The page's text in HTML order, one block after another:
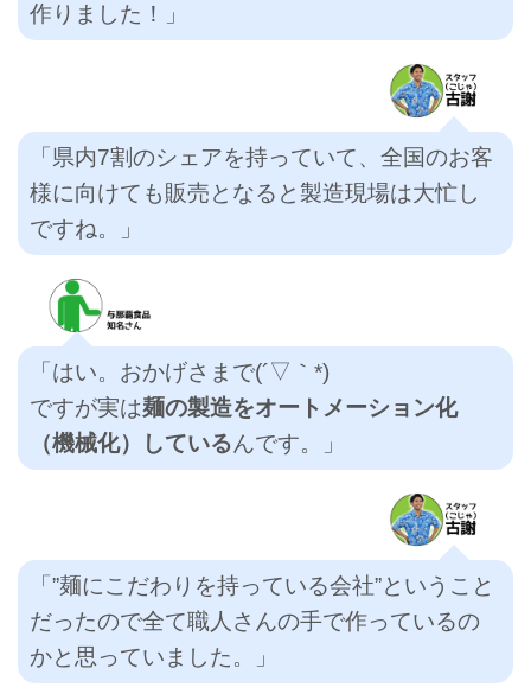
作りました！」
「県内7割のシェアを持っていて、全国のお客
様に向けても販売となると製造現場は大忙し
ですね。」
「はい。おかげさまで(´▽｀*)
ですが実は麺の製造をオートメーション化
（機械化）しているんです。」
「”麺にこだわりを持っている会社”ということ
だったので全て職人さんの手で作っているの
かと思っていました。」